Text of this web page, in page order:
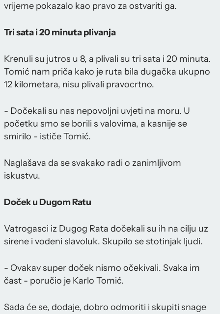
vrijeme pokazalo kao pravo za ostvariti ga.
Tri sata i 20 minuta plivanja
Krenuli su jutros u 8, a plivali su tri sata i 20 minuta.
Tomić nam priča kako je ruta bila dugačka ukupno
12 kilometara, nisu plivali pravocrtno.
- Dočekali su nas nepovoljni uvjeti na moru. U
početku smo se borili s valovima, a kasnije se
smirilo - ističe Tomić.
Naglašava da se svakako radi o zanimljivom
iskustvu.
Doček u Dugom Ratu
Vatrogasci iz Dugog Rata dočekali su ih na cilju uz
sirene i vodeni slavoluk. Skupilo se stotinjak ljudi.
- Ovakav super doček nismo očekivali. Svaka im
čast - poručio je Karlo Tomić.
Sada će se, dodaje, dobro odmoriti i skupiti snage